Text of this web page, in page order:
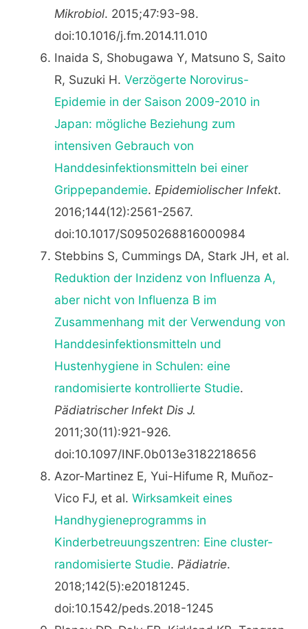
Mikrobiol. 2015;47:93-98.
doi:10.1016/j.fm.2014.11.010
Inaida S, Shobugawa Y, Matsuno S, Saito
R, Suzuki H. Verzögerte Norovirus-
Epidemie in der Saison 2009-2010 in
Japan: mögliche Beziehung zum
intensiven Gebrauch von
Handdesinfektionsmitteln bei einer
Grippepandemie. Epidemiolischer Infekt.
2016;144(12):2561-2567.
doi:10.1017/S0950268816000984
Stebbins S, Cummings DA, Stark JH, et al.
Reduktion der Inzidenz von Influenza A,
aber nicht von Influenza B im
Zusammenhang mit der Verwendung von
Handdesinfektionsmitteln und
Hustenhygiene in Schulen: eine
randomisierte kontrollierte Studie.
Pädiatrischer Infekt Dis J.
2011;30(11):921-926.
doi:10.1097/INF.0b013e3182218656
Azor-Martinez E, Yui-Hifume R, Muñoz-
Vico FJ, et al. Wirksamkeit eines
Handhygieneprogramms in
Kinderbetreuungszentren: Eine cluster-
randomisierte Studie. Pädiatrie.
2018;142(5):e20181245.
doi:10.1542/peds.2018-1245